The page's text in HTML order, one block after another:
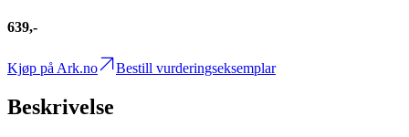
639,-
Kjøp på Ark.no Bestill vurderingseksemplar
Beskrivelse